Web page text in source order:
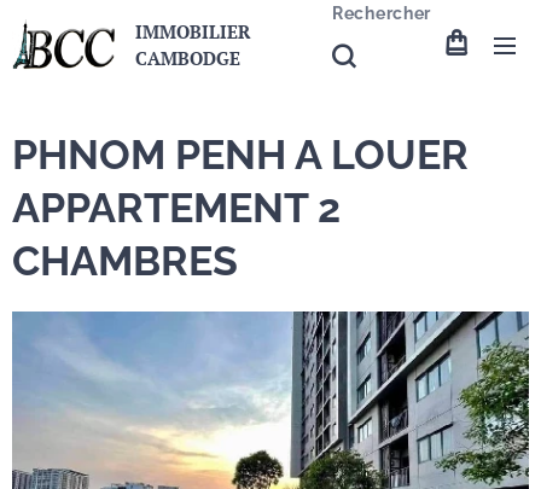
IMMOBILIER
CAMBODGE
Rechercher
PHNOM PENH A LOUER
APPARTEMENT 2
CHAMBRES